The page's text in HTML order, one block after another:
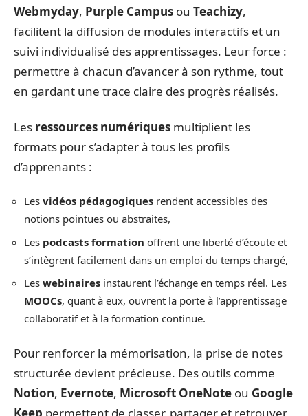
Webmyday, Purple Campus ou Teachizy,
facilitent la diffusion de modules interactifs et un
suivi individualisé des apprentissages. Leur force :
permettre à chacun d’avancer à son rythme, tout
en gardant une trace claire des progrès réalisés.
Les ressources numériques multiplient les
formats pour s’adapter à tous les profils
d’apprenants :
Les vidéos pédagogiques rendent accessibles des
notions pointues ou abstraites,
Les podcasts formation offrent une liberté d’écoute et
s’intègrent facilement dans un emploi du temps chargé,
Les webinaires instaurent l’échange en temps réel. Les
MOOCs, quant à eux, ouvrent la porte à l’apprentissage
collaboratif et à la formation continue.
Pour renforcer la mémorisation, la prise de notes
structurée devient précieuse. Des outils comme
Notion, Evernote, Microsoft OneNote ou Google
Keep permettent de classer, partager et retrouver